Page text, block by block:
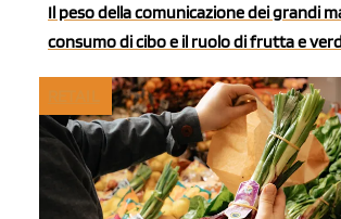
Il peso della comunicazione dei grandi
consumo di cibo e il ruolo di frutta e